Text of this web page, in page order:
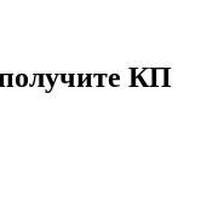
КП